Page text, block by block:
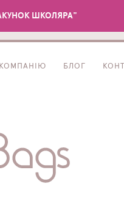
ШКОЛЯРА"
БЛОГ